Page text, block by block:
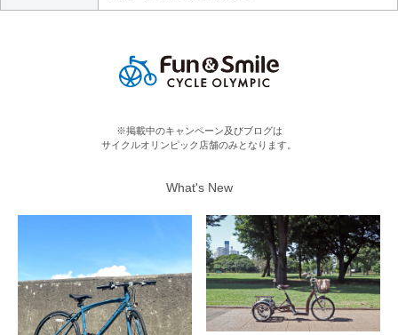
※掲載中のキャンペーン及びブログは
サイクルオリンピック店舗のみとなります。
What's New